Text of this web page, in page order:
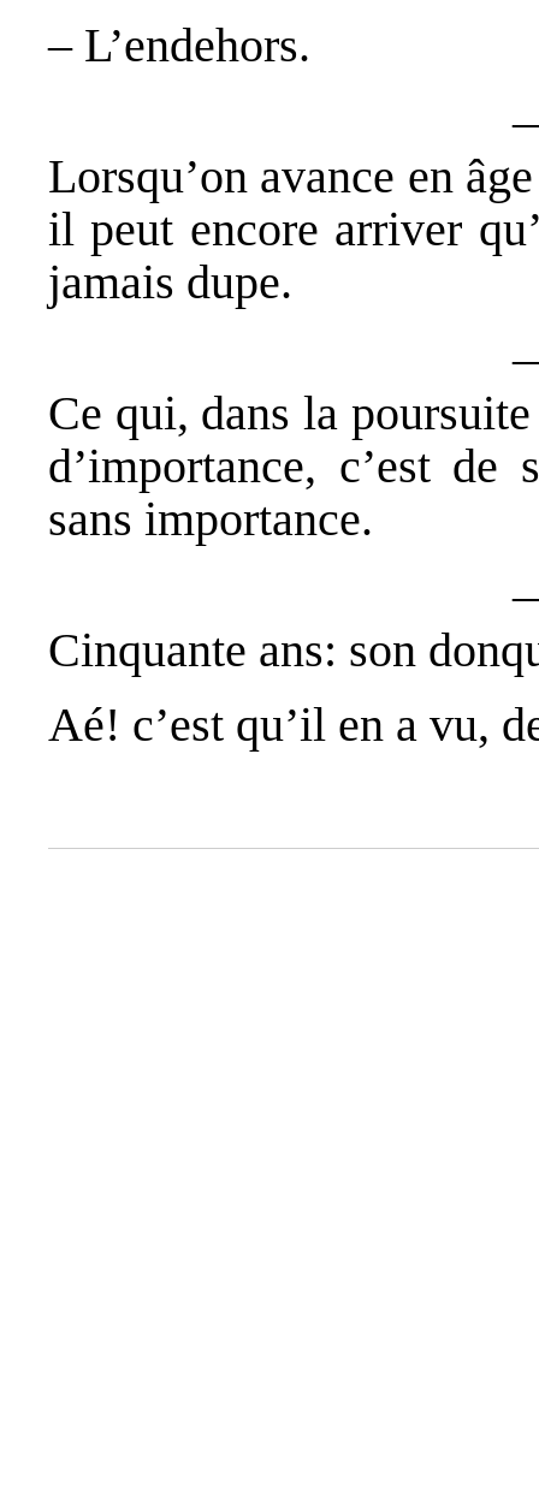
– L’endehors.
Lorsqu’on avance en
il peut encore arriver
jamais dupe.
Ce qui, dans la
d’importance, c’est
sans importance.
Cinquante ans: son
Aé! c’est qu’il en a vu,